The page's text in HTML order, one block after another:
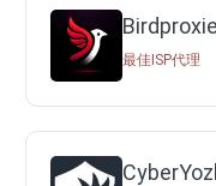
最佳ISP代理